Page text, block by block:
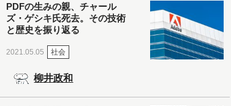
PDFの生みの親、チャール
ズ・ゲシキ氏死去。その技術
と歴史を振り返る
2021.05.05 社会
柳井政和